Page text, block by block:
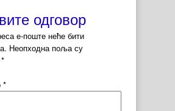
одговор
е-поште неће бити
Неопходна поља су
*
*